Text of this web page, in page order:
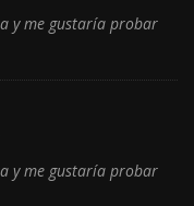
y me gustaría probar
y me gustaría probar